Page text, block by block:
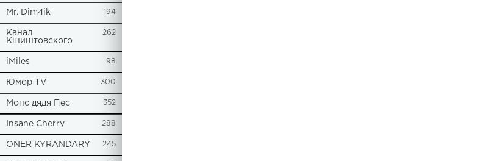
Mr. Dim4ik 194
Канал
Кшиштовского
262
iMiles 98
Юмор TV 300
Мопс дядя Пес 352
Insane Cherry 288
ONER KYRANDARY 245